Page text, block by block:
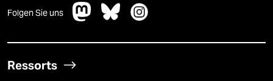
Folgen Sie uns
Ressorts